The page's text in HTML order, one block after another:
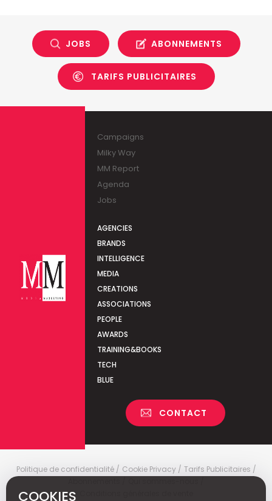
JOBS ABONNEMENTS
TARIFS PUBLICITAIRES
Campaigns
Milky Way
MM Report
Agenda
Jobs
AGENCIES
BRANDS
INTELLIGENCE
MEDIA
CREATIONS
ASSOCIATIONS
PEOPLE
AWARDS
TRAINING&BOOKS
TECH
BLUE
CONTACT
Politique de confidentialité Cookie Privacy
Tarifs Publicitaires
COOKIES